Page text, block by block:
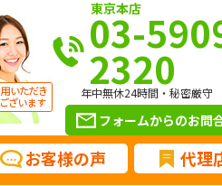
東京本店
03-
2320
年中無休24時間・秘密厳
フォームからのお問
お客様の声 代理